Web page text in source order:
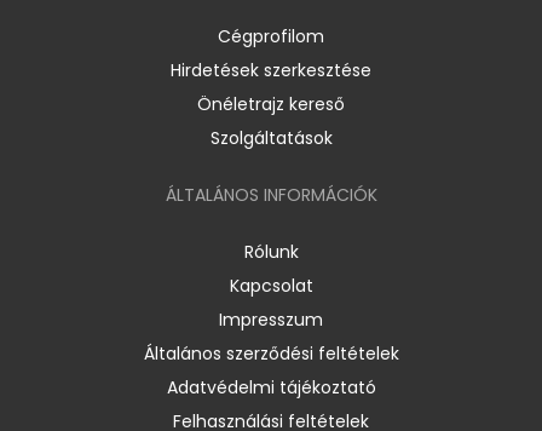
Cégprofilom
Hirdetések szerkesztése
Önéletrajz kereső
Szolgáltatások
ÁLTALÁNOS INFORMÁCIÓK
Rólunk
Kapcsolat
Impresszum
Általános szerződési feltételek
Adatvédelmi tájékoztató
Felhasználási feltételek